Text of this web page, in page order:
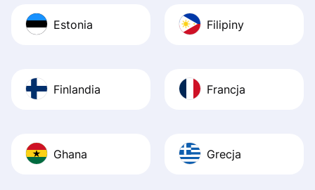
Estonia Filipiny
Finlandia Francja
Ghana Grecja